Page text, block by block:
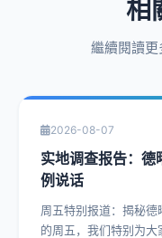
相
繼續閱讀
2026-08-07
实地调查报告：德
例说话
周五特别报道：揭秘德曜科
的周五，我们特别为